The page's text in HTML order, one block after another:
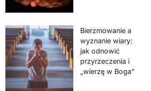
Bierzmowanie a
wyznanie wiary:
jak odnowić
przyrzeczenia i
„wierzę w Boga”